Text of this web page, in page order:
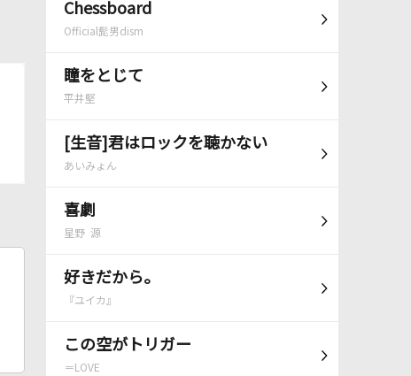
Chessboard
Official髭男dism
瞳をとじて
平井堅
[生音]君はロックを聴かない
あいみょん
喜劇
星野 源
好きだから。
『ユイカ』
この空がトリガー
＝LOVE